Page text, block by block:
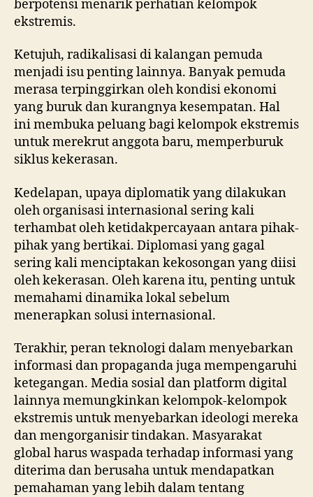
berpotensi menarik perhatian kelompok
ekstremis.
Ketujuh, radikalisasi di kalangan pemuda
menjadi isu penting lainnya. Banyak pemuda
merasa terpinggirkan oleh kondisi ekonomi
yang buruk dan kurangnya kesempatan. Hal
ini membuka peluang bagi kelompok ekstremis
untuk merekrut anggota baru, memperburuk
siklus kekerasan.
Kedelapan, upaya diplomatik yang dilakukan
oleh organisasi internasional sering kali
terhambat oleh ketidakpercayaan antara pihak-
pihak yang bertikai. Diplomasi yang gagal
sering kali menciptakan kekosongan yang diisi
oleh kekerasan. Oleh karena itu, penting untuk
memahami dinamika lokal sebelum
menerapkan solusi internasional.
Terakhir, peran teknologi dalam menyebarkan
informasi dan propaganda juga mempengaruhi
ketegangan. Media sosial dan platform digital
lainnya memungkinkan kelompok-kelompok
ekstremis untuk menyebarkan ideologi mereka
dan mengorganisir tindakan. Masyarakat
global harus waspada terhadap informasi yang
diterima dan berusaha untuk mendapatkan
pemahaman yang lebih dalam tentang